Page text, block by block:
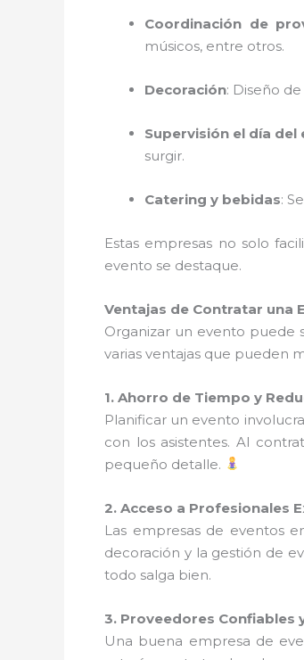
Coordinación de
músicos, entre otros.
Decoración: Diseño
Supervisión el día del
surgir.
Catering y bebidas:
Estas empresas no solo
evento se destaque.
Ventajas de Contratar una
Organizar un evento puede
varias ventajas que pueden
1. Ahorro de Tiempo y
Planificar un evento
con los asistentes. Al
pequeño detalle.
2. Acceso a Profesionales
Las empresas de eventos
decoración y la gestión de
todo salga bien.
3. Proveedores Confiables
Una buena empresa de